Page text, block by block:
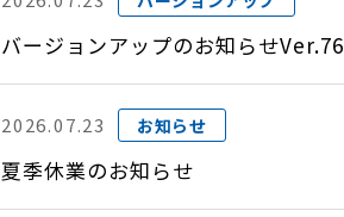
バージョンアップのお知らせVer.76
2026.07.23 お知らせ
夏季休業のお知らせ